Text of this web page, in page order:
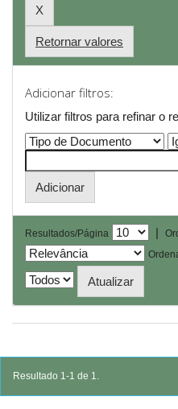
Retornar valores
Adicionar filtros:
Utilizar filtros para refinar o
Resultados/Página |
Resultado 1-1 de 1.